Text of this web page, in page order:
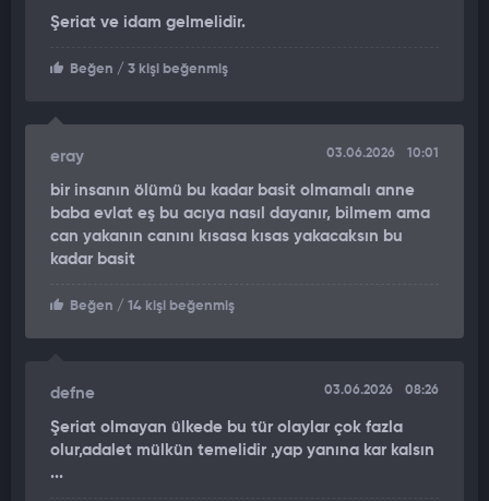
öldürme" suçundan cezalandırma talep edildi.
"GÜRÜLTÜ YAPMAYIN UYASI" ÖLÜMLE BİTTİ
Olay, 9 Kasım 2025 tarihinde saat 02.00 sıralarında Muratpaşa
ilçesi Selçuk Mahallesi Musalla Sokak'ta bulunan bir otelin
Edinilen bilgiye göre, otelde güvenlik görevlisi olarak çalışan
Tahsin Göker ile Talat K.B., otel önünde alkol alıp gürültü
Kavga sırasında göğüs bölgesinden bıçaklanan Tahsin Göker,
kaldırıldığı hastanede doktorların tüm müdahalesine rağmen
kurtarılamadı.
Şeriat ve idam gelmelidir.
Beğen / 3 kişi beğenmiş
eray 03.06.2026 10:01
bir insanın ölümü bu kadar basit olmamalı anne
baba evlat eş bu acıya nasıl dayanır, bilmem ama
can yakanın canını kısasa kısas yakacaksın bu
kadar basit
Beğen / 14 kişi beğenmiş
defne 03.06.2026 08:26
Şeriat olmayan ülkede bu tür olaylar çok fazla
olur,adalet mülkün temelidir ,yap yanına kar kalsın
...